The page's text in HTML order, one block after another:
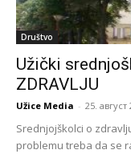
Društvo
Užički
ZDRAVLJU
Užice Media - 25. август
Srednjojškolci o
problemu treba da se